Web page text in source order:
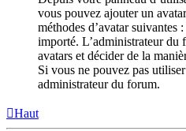
vous pouvez ajouter un
méthodes d’avatar suivantes
importé. L’administrateur du
avatars et décider de la
Si vous ne pouvez pas
administrateur du forum.
Haut